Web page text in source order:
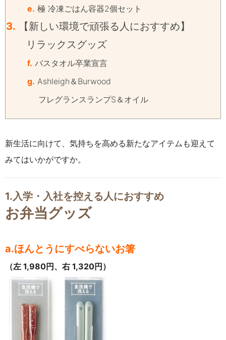
e. 極 冷凍ごはん容器2個セット
3.
【新しい環境で頑張る人におすすめ】
リラックスグッズ
f. バスタオル卒業宣言
g. Ashleigh＆Burwood
フレグランスランプS＆オイル
新生活に向けて、気持ちを高める新たなアイテムも迎えて
みてはいかがですか。
1.入学・入社を控える人におすすめ
お弁当グッズ
a.ほんとうにすべらないお箸
（左 1,980円、右 1,320円）